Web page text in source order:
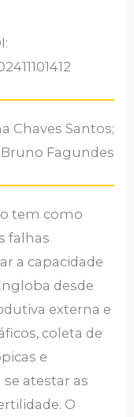
Chaves Santos;
Fagundes
tem como
falhas
a capacidade
desde
externa e
coleta de
e
atestar as
O